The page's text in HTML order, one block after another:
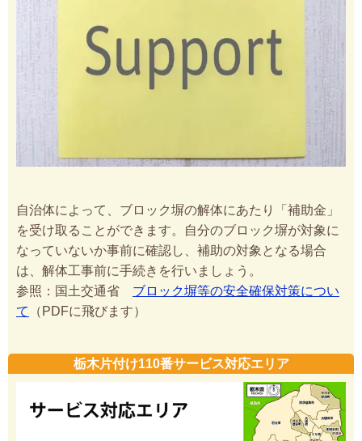
自治体によって、ブロック塀の解体にあたり「補助金」
を受け取ることができます。自分のブロック塀が対象に
なっていないか事前に確認し、補助の対象となる場合
は、解体工事前に手続きを行いましょう。
参照：国土交通省 ブロック塀等の安全確保対策につい
て
（PDFに飛びます）
栃木片付け110番サービス対応エリア